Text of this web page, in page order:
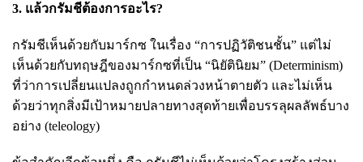
3. แล้วกรัมชีต้องการอะไร?
กรัมชีเห็นด้วยกับมาร์กซ ในเรื่อง “การปฏิวัติชนชั้น” แต่ไม่
เห็นด้วยกับทฤษฎีของมาร์กซที่เป็น “นิยัตินิยม” (Determinism)
ที่ว่าการเปลี่ยนแปลงถูกกำหนดล่วงหน้าตายตัว และไม่เห็น
ด้วยว่าทุกสิ่งมีเป้าหมายปลายทางสุดท้ายเพื่อบรรลุผลลัพธ์บาง
อย่าง (teleology)